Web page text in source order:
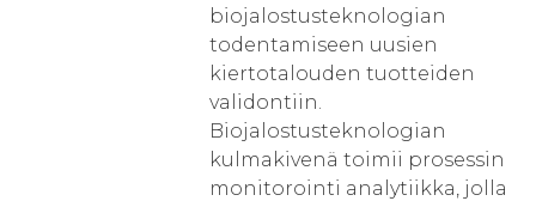
biojalostusteknologian
todentamiseen uusien
kiertotalouden tuotteiden
validontiin.
Biojalostusteknologian
kulmakivenä toimii prosessin
monitorointi analytiikka, jolla